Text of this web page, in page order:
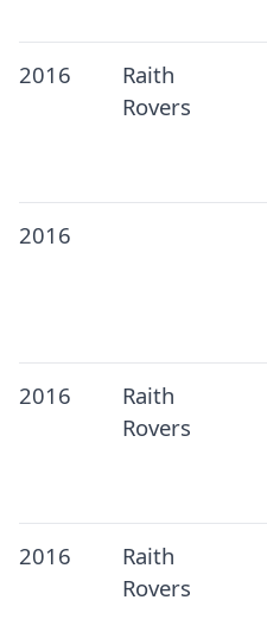
2016
Raith
Rovers
2016
2016
Raith
Rovers
2016
Raith
Rovers